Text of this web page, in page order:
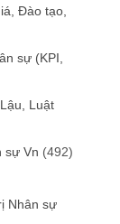
Đào tạo,
sự (KPI,
Luật
sự Vn (492)
Nhân sự